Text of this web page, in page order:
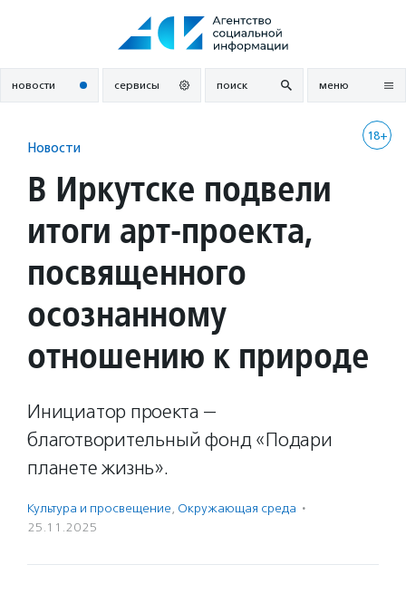
новости сервисы поиск меню
18+
Новости
В Иркутске подвели
итоги арт-проекта,
посвященного
осознанному
отношению к природе
Инициатор проекта —
благотворительный фонд «Подари
планете жизнь».
Культура и просвещение, Окружающая среда ·
25.11.2025